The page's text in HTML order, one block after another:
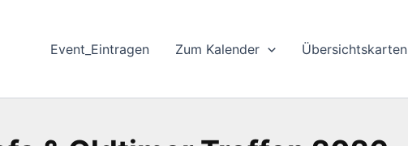
Event_Eintragen Zum Kalender Übersichtskarten